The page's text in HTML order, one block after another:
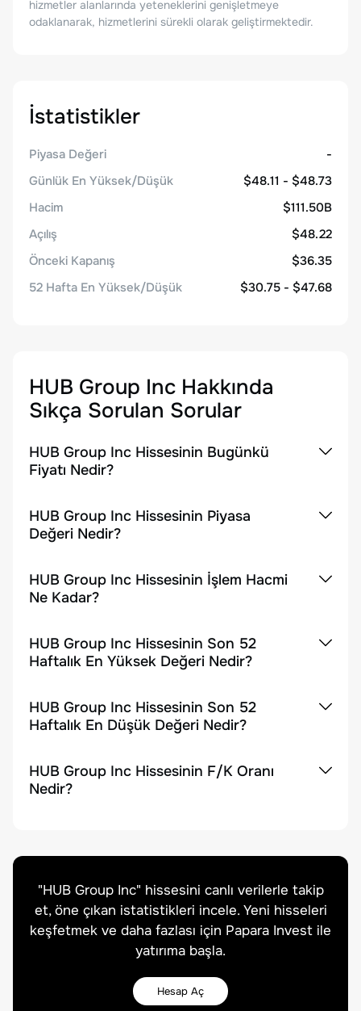
hizmetler alanlarında yeteneklerini genişletmeye
odaklanarak, hizmetlerini sürekli olarak geliştirmektedir.
İstatistikler
Piyasa Değeri
-
Günlük En Yüksek/Düşük
$48.11 - $48.73
Hacim
$111.50B
Açılış
$48.22
Önceki Kapanış
$36.35
52 Hafta En Yüksek/Düşük
$30.75 - $47.68
HUB Group Inc Hakkında
Sıkça Sorulan Sorular
HUB Group Inc Hissesinin Bugünkü
Fiyatı Nedir?
HUB Group Inc Hissesinin Piyasa
Değeri Nedir?
HUB Group Inc Hissesinin İşlem Hacmi
Ne Kadar?
HUB Group Inc Hissesinin Son 52
Haftalık En Yüksek Değeri Nedir?
HUB Group Inc Hissesinin Son 52
Haftalık En Düşük Değeri Nedir?
HUB Group Inc Hissesinin F/K Oranı
Nedir?
"HUB Group Inc" hissesini canlı verilerle takip
et, öne çıkan istatistikleri incele. Yeni hisseleri
keşfetmek ve daha fazlası için Papara Invest ile
yatırıma başla.
Hesap Aç